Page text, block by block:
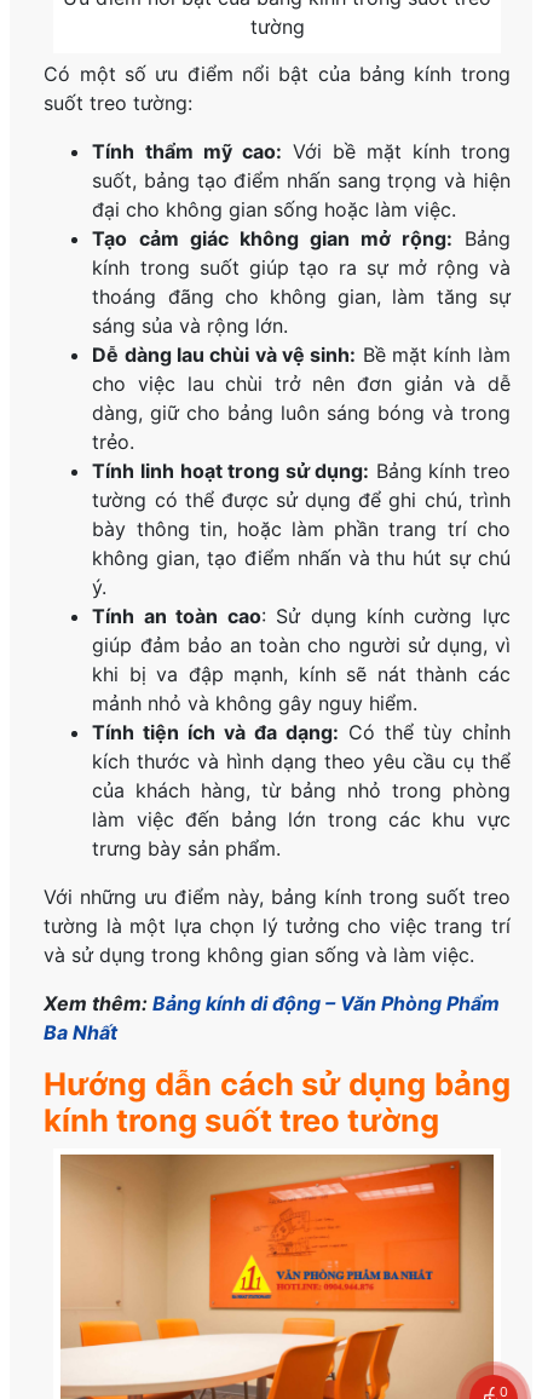
tường
Có một số ưu điểm nổi bật của bảng kính trong
suốt treo tường:
Tính thẩm mỹ cao: Với bề mặt kính trong
suốt, bảng tạo điểm nhấn sang trọng và hiện
đại cho không gian sống hoặc làm việc.
Tạo cảm giác không gian mở rộng: Bảng
kính trong suốt giúp tạo ra sự mở rộng và
thoáng đãng cho không gian, làm tăng sự
sáng sủa và rộng lớn.
Dễ dàng lau chùi và vệ sinh: Bề mặt kính làm
cho việc lau chùi trở nên đơn giản và dễ
dàng, giữ cho bảng luôn sáng bóng và trong
trẻo.
Tính linh hoạt trong sử dụng: Bảng kính treo
tường có thể được sử dụng để ghi chú, trình
bày thông tin, hoặc làm phần trang trí cho
không gian, tạo điểm nhấn và thu hút sự chú
ý.
Tính an toàn cao: Sử dụng kính cường lực
giúp đảm bảo an toàn cho người sử dụng, vì
khi bị va đập mạnh, kính sẽ nát thành các
mảnh nhỏ và không gây nguy hiểm.
Tính tiện ích và đa dạng: Có thể tùy chỉnh
kích thước và hình dạng theo yêu cầu cụ thể
của khách hàng, từ bảng nhỏ trong phòng
làm việc đến bảng lớn trong các khu vực
trưng bày sản phẩm.
Với những ưu điểm này, bảng kính trong suốt treo
tường là một lựa chọn lý tưởng cho việc trang trí
và sử dụng trong không gian sống và làm việc.
Xem thêm:Bảng kính di động – Văn Phòng Phẩm
Ba Nhất
Hướng dẫn cách sử dụng bảng
kính trong suốt treo tường